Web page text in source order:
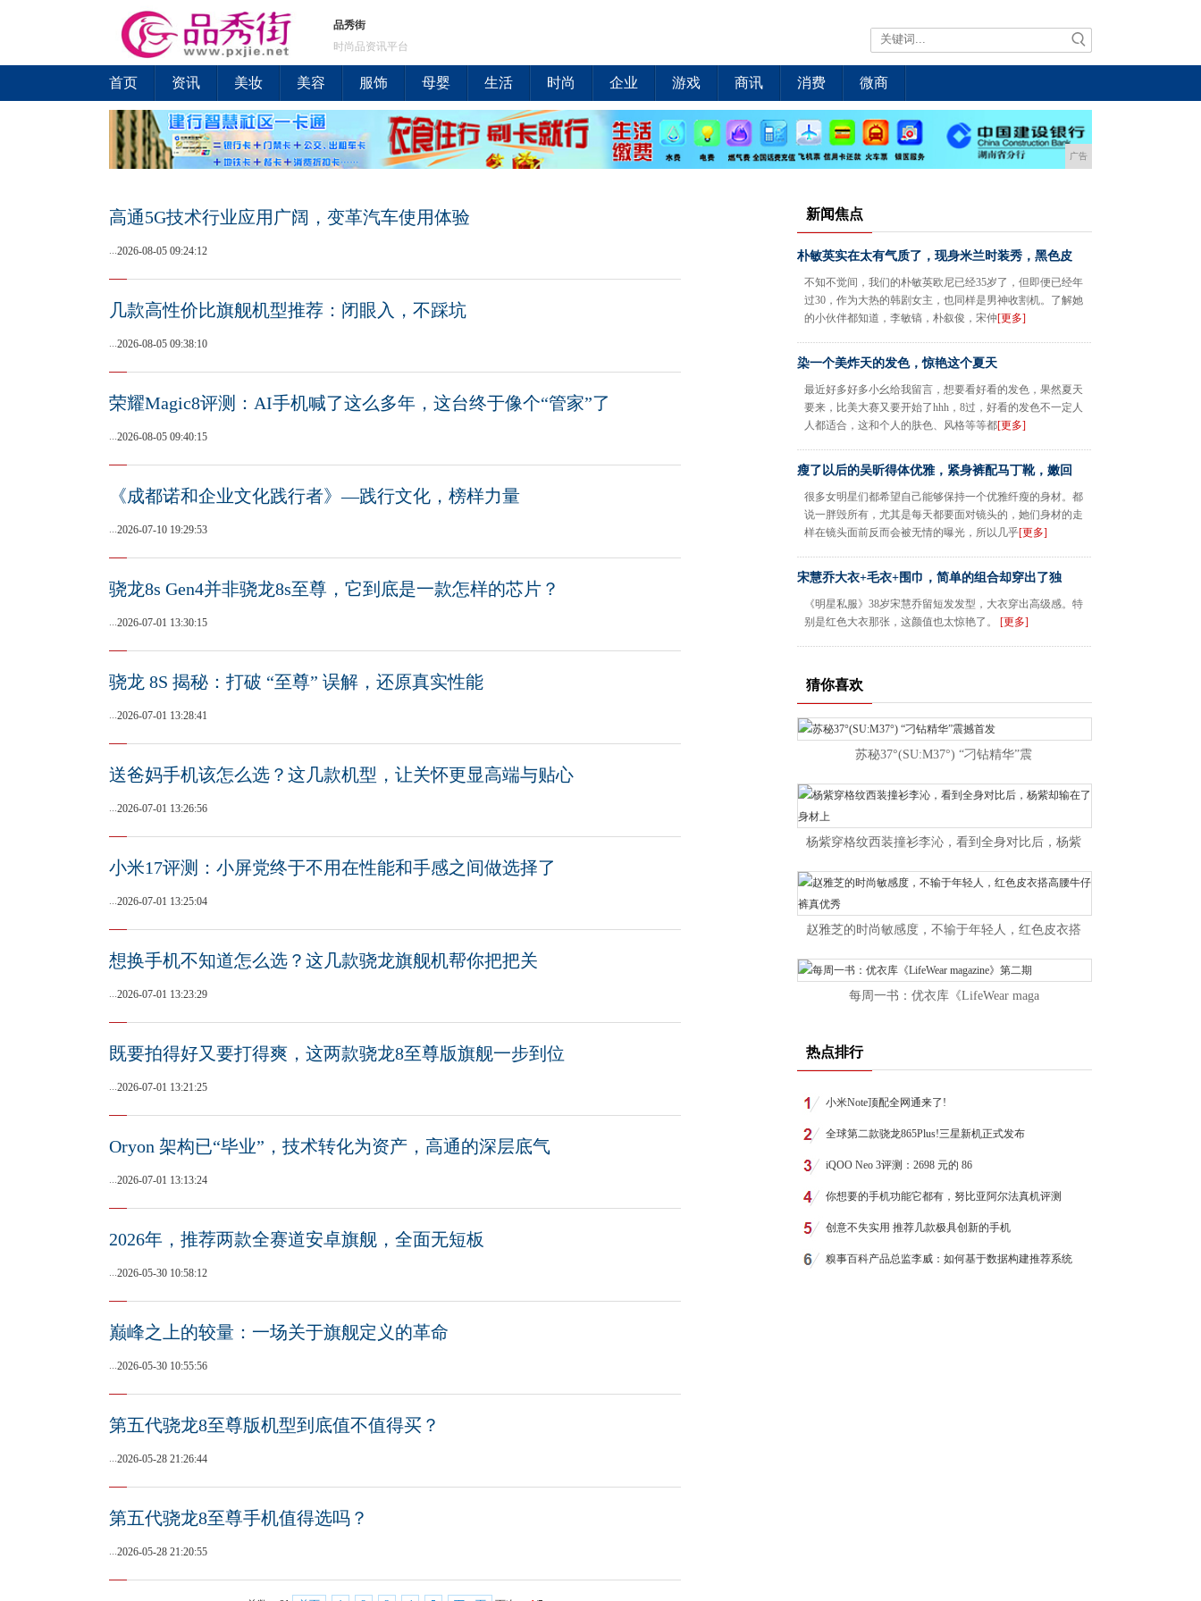
品秀街
时尚品资讯平台
首页 资讯 美妆 美容 服饰 母婴 生活 时尚 企业 游戏 商讯 消费 微商
广告
高通5G技术行业应用广阔，变革汽车使用体验
...2026-08-05 09:24:12
几款高性价比旗舰机型推荐：闭眼入，不踩坑
...2026-08-05 09:38:10
荣耀Magic8评测：AI手机喊了这么多年，这台终于像个“管家”了
...2026-08-05 09:40:15
《成都诺和企业文化践行者》—践行文化，榜样力量
...2026-07-10 19:29:53
骁龙8s Gen4并非骁龙8s至尊，它到底是一款怎样的芯片？
...2026-07-01 13:30:15
骁龙 8S 揭秘：打破 “至尊” 误解，还原真实性能
...2026-07-01 13:28:41
送爸妈手机该怎么选？这几款机型，让关怀更显高端与贴心
...2026-07-01 13:26:56
小米17评测：小屏党终于不用在性能和手感之间做选择了
...2026-07-01 13:25:04
想换手机不知道怎么选？这几款骁龙旗舰机帮你把把关
...2026-07-01 13:23:29
既要拍得好又要打得爽，这两款骁龙8至尊版旗舰一步到位
...2026-07-01 13:21:25
Oryon 架构已“毕业”，技术转化为资产，高通的深层底气
...2026-07-01 13:13:24
2026年，推荐两款全赛道安卓旗舰，全面无短板
...2026-05-30 10:58:12
巅峰之上的较量：一场关于旗舰定义的革命
...2026-05-30 10:55:56
第五代骁龙8至尊版机型到底值不值得买？
...2026-05-28 21:26:44
第五代骁龙8至尊手机值得选吗？
...2026-05-28 21:20:55
新闻焦点
朴敏英实在太有气质了，现身米兰时装秀，黑色皮
不知不觉间，我们的朴敏英欧尼已经35岁了，但即便已经年
过30，作为大热的韩剧女主，也同样是男神收割机。了解她
的小伙伴都知道，李敏镐，朴叙俊，宋仲[更多]
染一个美炸天的发色，惊艳这个夏天
最近好多好多小幺给我留言，想要看好看的发色，果然夏天
要来，比美大赛又要开始了hhh，8过，好看的发色不一定人
人都适合，这和个人的肤色、风格等等都[更多]
瘦了以后的吴昕得体优雅，紧身裤配马丁靴，嫩回
很多女明星们都希望自己能够保持一个优雅纤瘦的身材。都
说一胖毁所有，尤其是每天都要面对镜头的，她们身材的走
样在镜头面前反而会被无情的曝光，所以几乎[更多]
宋慧乔大衣+毛衣+围巾，简单的组合却穿出了独
《明星私服》38岁宋慧乔留短发发型，大衣穿出高级感。特
别是红色大衣那张，这颜值也太惊艳了。 [更多]
猜你喜欢
苏秘37°(SU:M37°) “刁钻精华”震
杨紫穿格纹西装撞衫李沁，看到全身对比后，杨紫
赵雅芝的时尚敏感度，不输于年轻人，红色皮衣搭
每周一书：优衣库《LifeWear maga
热点排行
小米Note顶配全网通来了!
全球第二款骁龙865Plus!三星新机正式发布
iQOO Neo 3评测：2698 元的 86
你想要的手机功能它都有，努比亚阿尔法真机评测
创意不失实用 推荐几款极具创新的手机
糗事百科产品总监李威：如何基于数据构建推荐系统